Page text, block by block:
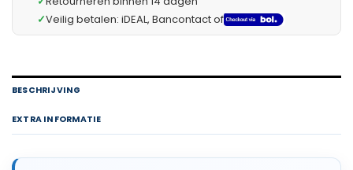
✓Veilig betalen: iDEAL, Bancontact of
BESCHRIJVING
EXTRA INFORMATIE